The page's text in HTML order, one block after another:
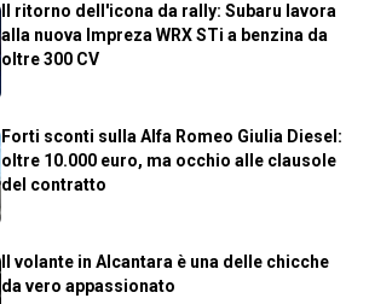
Il ritorno dell'icona da rally: Subaru lavora
alla nuova Impreza WRX STi a benzina da
oltre 300 CV
Forti sconti sulla Alfa Romeo Giulia Diesel:
oltre 10.000 euro, ma occhio alle clausole
del contratto
Il volante in Alcantara è una delle chicche
da vero appassionato